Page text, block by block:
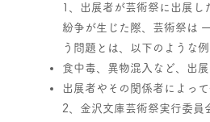
1、出展者が芸術祭に出展
紛争が生じた際、芸術祭は
う問題とは、以下のような例
食中毒、異物混入など、出
出展者やその関係者によっ
2、金沢文庫芸術祭実行委員